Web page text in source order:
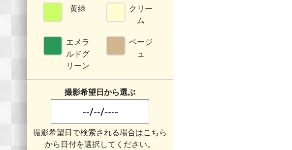
黄緑
クリー
ム
エメラ
ルドグ
リーン
ベージ
ュ
撮影希望日から選ぶ
撮影希望日で検索される場合はこちら
から日付を選択してください。